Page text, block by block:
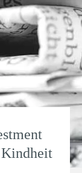
Kindheit